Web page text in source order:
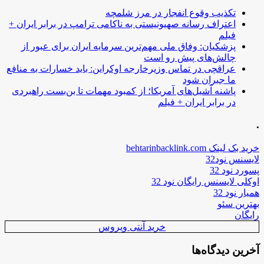
تکذیب وقوع انفجار در مرز شلمچه
اعتراف رسانه صهیونیستی به ناکامی ترامپ در برابر ایران +
فیلم
پزشکیان: وفاق ملی مهم‌ترین سرمایه ایران برای عبور از
چالش‌های پیش رو است
عراقچی در تماس وزیرخارجه اوکراین: باید خسارات به منافع
ما جبران شود
پاشنه آشیل‌های آمریکا؛ از کمبود مهمات تا بن‌بست راهبردی
در برابر ایران + فیلم
.
خرید بک لینک behtarinbacklink.com
لایسنس نود32
پسورد نود 32
اوکلی لایسنس رایگان نود 32
همیار نود 32
بهترین سئو
رایگان
خرید آنتی ویروس
آخرین دیدگاه‌ها